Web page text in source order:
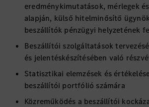
eredménykimutatások, mérlegek
alapján, külső hitelminősítő
beszállítók pénzügyi helyzetének
Beszállítói szolgáltatások
és jelentéskészítésében való
Statisztikai elemzések és
beszállítói portfólió számára
Közreműködés a beszállítói